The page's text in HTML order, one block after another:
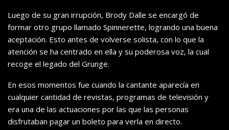
Luego de su gran irrupción, Brody Dalle se encargó de
formar otro grupo llamado Spinnerette, logrando una buena
aceptación. Esto antes de volverse solista, con lo que la
atención se ha centrado en ella y su poderosa voz, la cual
recoge el legado del Grunge.
En esos momentos fue cuando la cantante aparecía en
cualquier cantidad de revistas, programas de televisión y
era una de las actuaciones por las que las personas
disfrutaban pagar un boleto para verla en directo.